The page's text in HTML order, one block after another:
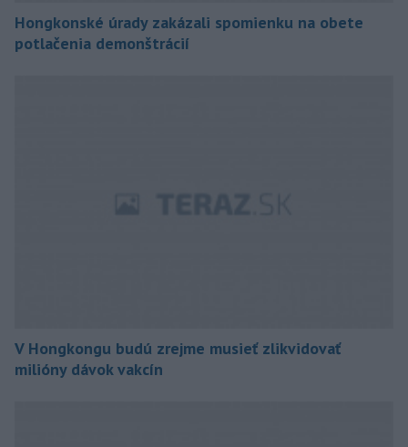
Hongkonské úrady zakázali spomienku na obete
potlačenia demonštrácií
V Hongkongu budú zrejme musieť zlikvidovať
milióny dávok vakcín